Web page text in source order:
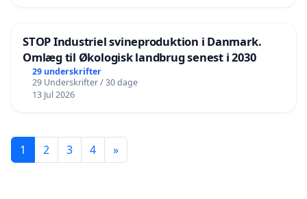
STOP Industriel svineproduktion i Danmark.
Omlæg til Økologisk landbrug senest i 2030
29 underskrifter
29 Underskrifter / 30 dage
13 Jul 2026
1 2 3 4 »